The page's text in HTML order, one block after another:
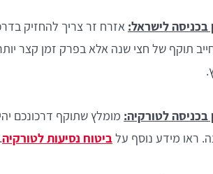
בכניסה לישראל:
תוקף של חצי שנה אלא בפרק זמן קצר
בכניסה לטורקיה:
ראו מידע נוסף עלביטוח נסיעות לטורקיה.